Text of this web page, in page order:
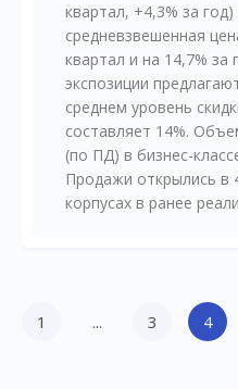
квартал, +4,3% за
средневзвешенная
квартал и на 14,7% за
экспозиции
среднем уровень
составляет 14%.
(по ПД) в бизнес-
Продажи открылись в
корпусах в ранее
1 ... 3 4